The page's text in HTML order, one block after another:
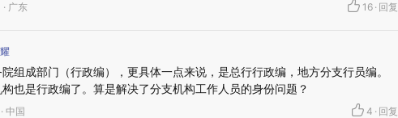
广东 16 · 回复
组成部门（行政编），更具体一点来说，是总行行政编，地方分支行员编。
也是行政编了。算是解决了分支机构工作人员的身份问题？
中国 4 · 回复